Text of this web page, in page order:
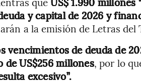
y capital de 2026 y
a la emisión de Letras del
vencimientos de deuda de
US$256 millones, por lo
excesivo”.